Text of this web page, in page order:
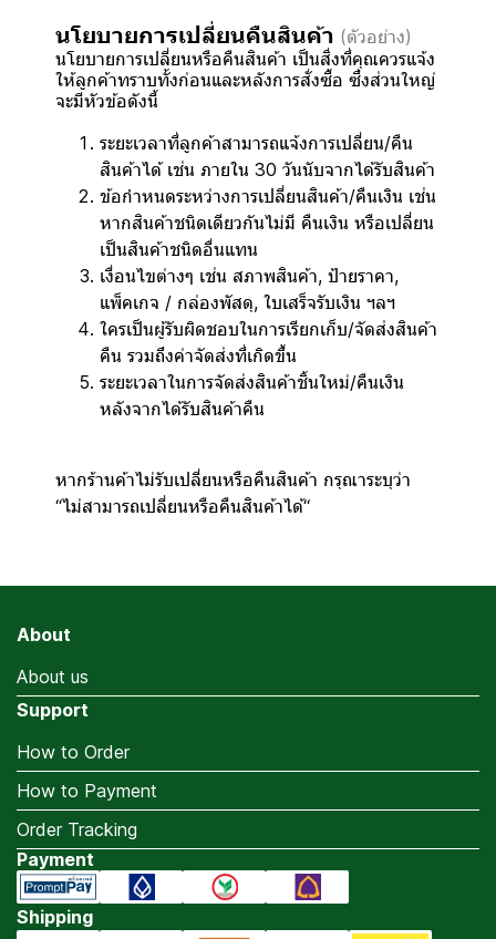
นโยบายการเปลี่ยนคืนสินค้า (ตัวอย่าง)
นโยบายการเปลี่ยนหรือคืนสินค้า เป็นสิ่งที่คุณควรแจ้ง
ให้ลูกค้าทราบทั้งก่อนและหลังการสั่งซื้อ ซึ่งส่วนใหญ่
จะมีหัวข้อดังนี้
ระยะเวลาที่ลูกค้าสามารถแจ้งการเปลี่ยน/คืน
สินค้าได้ เช่น ภายใน 30 วันนับจากได้รับสินค้า
ข้อกำหนดระหว่างการเปลี่ยนสินค้า/คืนเงิน เช่น
หากสินค้าชนิดเดียวกันไม่มี คืนเงิน หรือเปลี่ยน
เป็นสินค้าชนิดอื่นแทน
เงื่อนไขต่างๆ เช่น สภาพสินค้า, ป้ายราคา,
แพ็คเกจ / กล่องพัสดุ, ใบเสร็จรับเงิน ฯลฯ
ใครเป็นผู้รับผิดชอบในการเรียกเก็บ/จัดส่งสินค้า
คืน รวมถึงค่าจัดส่งที่เกิดขึ้น
ระยะเวลาในการจัดส่งสินค้าชิ้นใหม่/คืนเงิน
หลังจากได้รับสินค้าคืน
หากร้านค้าไม่รับเปลี่ยนหรือคืนสินค้า กรุณาระบุว่า
“ไม่สามารถเปลี่ยนหรือคืนสินค้าได้“
About
About us
Support
How to Order
How to Payment
Order Tracking
Payment
Shipping